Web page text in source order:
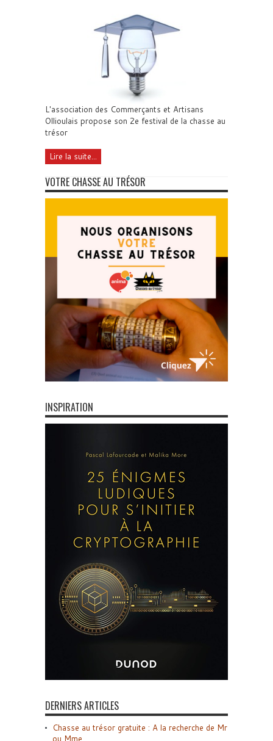
L'association des Commerçants et Artisans
Ollioulais propose son 2e festival de la chasse au
trésor
Lire la suite...
VOTRE CHASSE AU TRÉSOR
INSPIRATION
DERNIERS ARTICLES
Chasse au trésor gratuite : A la recherche de Mr
ou Mme